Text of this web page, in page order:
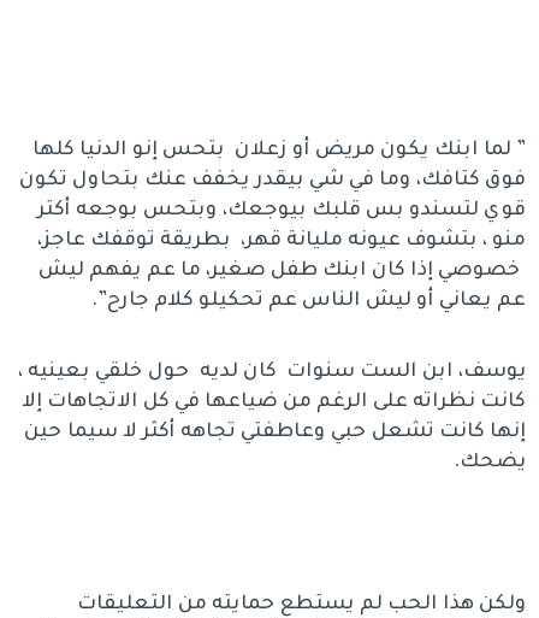
” لما ابنك يكون مريض أو زعلان بتحس إنو الدنيا كلها
فوق كتافك، وما في شي بيقدر يخفف عنك بتحاول تكون
قوي لتسندو بس قلبك بيوجعك، وبتحس بوجعه أكتر
منو ، بتشوف عيونه مليانة قهر، بطريقة توقفك عاجز،
خصوصي إذا كان ابنك طفل صغير، ما عم يفهم ليش
عم يعاني أو ليش الناس عم تحكيلو كلام جارح”.
يوسف، ابن الست سنوات كان لديه حول خلقي بعينيه ،
كانت نظراته على الرغم من ضياعها في كل الاتجاهات إلا
إنها كانت تشعل حبي وعاطفتي تجاهه أكثر لا سيما حين
يضحك.
ولكن هذا الحب لم يستطع حمايته من التعليقات